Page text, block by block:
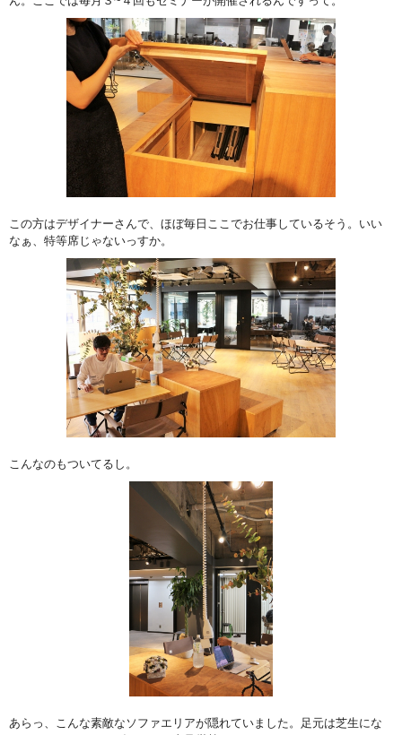
この方はデザイナーさんで、ほぼ毎日ここでお仕事しているそう。いい
なぁ、特等席じゃないっすか。
こんなのもついてるし。
あらっ、こんな素敵なソファエリアが隠れていました。足元は芝生にな